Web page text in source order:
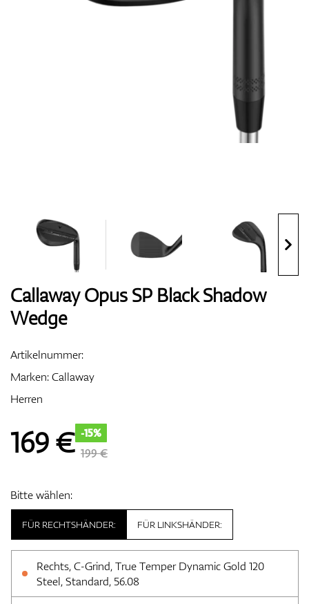
Bags
Entfernungsmesser & GPS
Callaway Opus SP Black Shadow
Wedge
Artikelnummer:
Marken:Callaway
Herren
169€ -15%
199 €
Bitte wählen:
FÜR RECHTSHÄNDER:
Rechts, C-Grind, True Temper Dynamic Gold 120
Steel, Standard, 56.08
FÜR LINKSHÄNDER: